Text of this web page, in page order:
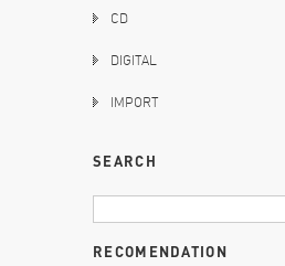
CD
DIGITAL
IMPORT
SEARCH
RECOMENDATION